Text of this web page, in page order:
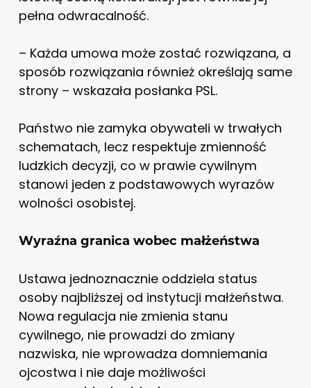
pełna odwracalność.
– Każda umowa może zostać rozwiązana, a
sposób rozwiązania również określają same
strony – wskazała posłanka PSL.
Państwo nie zamyka obywateli w trwałych
schematach, lecz respektuje zmienność
ludzkich decyzji, co w prawie cywilnym
stanowi jeden z podstawowych wyrazów
wolności osobistej.
Wyraźna granica wobec małżeństwa
Ustawa jednoznacznie oddziela status
osoby najbliższej od instytucji małżeństwa.
Nowa regulacja nie zmienia stanu
cywilnego, nie prowadzi do zmiany
nazwiska, nie wprowadza domniemania
ojcostwa i nie daje możliwości